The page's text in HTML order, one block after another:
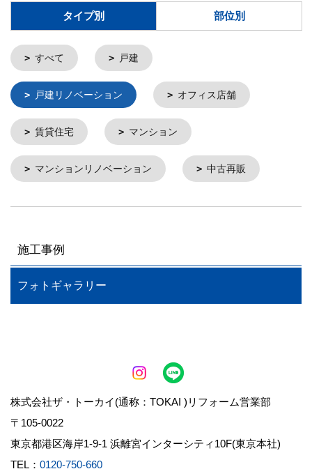
タイプ別 部位別
すべて 戸建
戸建リノベーション オフィス店舗
賃貸住宅 マンション
マンションリノベーション 中古再販
施工事例
フォトギャラリー
株式会社ザ・トーカイ(通称：TOKAI )リフォーム営業部
〒105-0022
東京都港区海岸1-9-1 浜離宮インターシティ10F(東京本社)
TEL： 0120-750-660